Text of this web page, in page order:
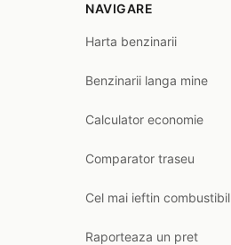
NAVIGARE
Harta benzinarii
Benzinarii langa mine
Calculator economie
Comparator traseu
Cel mai ieftin combustibil
Raporteaza un pret